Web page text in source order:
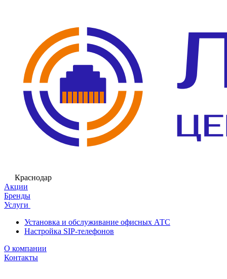
Краснодар
Акции
Бренды
Услуги
Установка и обслуживание офисных АТС
Настройка SIP-телефонов
О компании
Контакты